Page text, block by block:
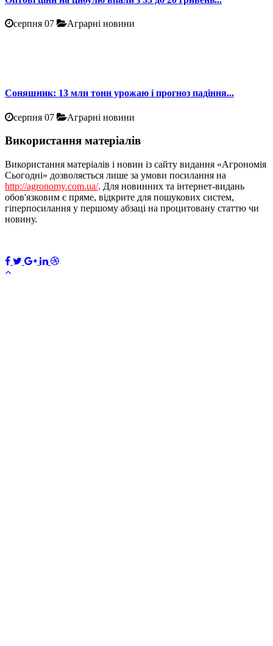
серпня 07 Аграрні новини
Соняшник: 13 млн тонн урожаю і прогноз падіння...
серпня 07 Аграрні новини
Використання матеріалів
Використання матеріалів і новин із сайту видання «Агрономія
Сьогодні» дозволяється лише за умови посилання на
http://agronomy.com.ua/. Для новинних та інтернет-видань
обов'язковим є пряме, відкрите для пошукових систем,
гіперпосилання у першому абзаці на процитовану статтю чи
новину.